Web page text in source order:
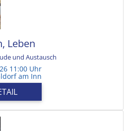
Leben
und Austausch
11:00 Uhr
am Inn